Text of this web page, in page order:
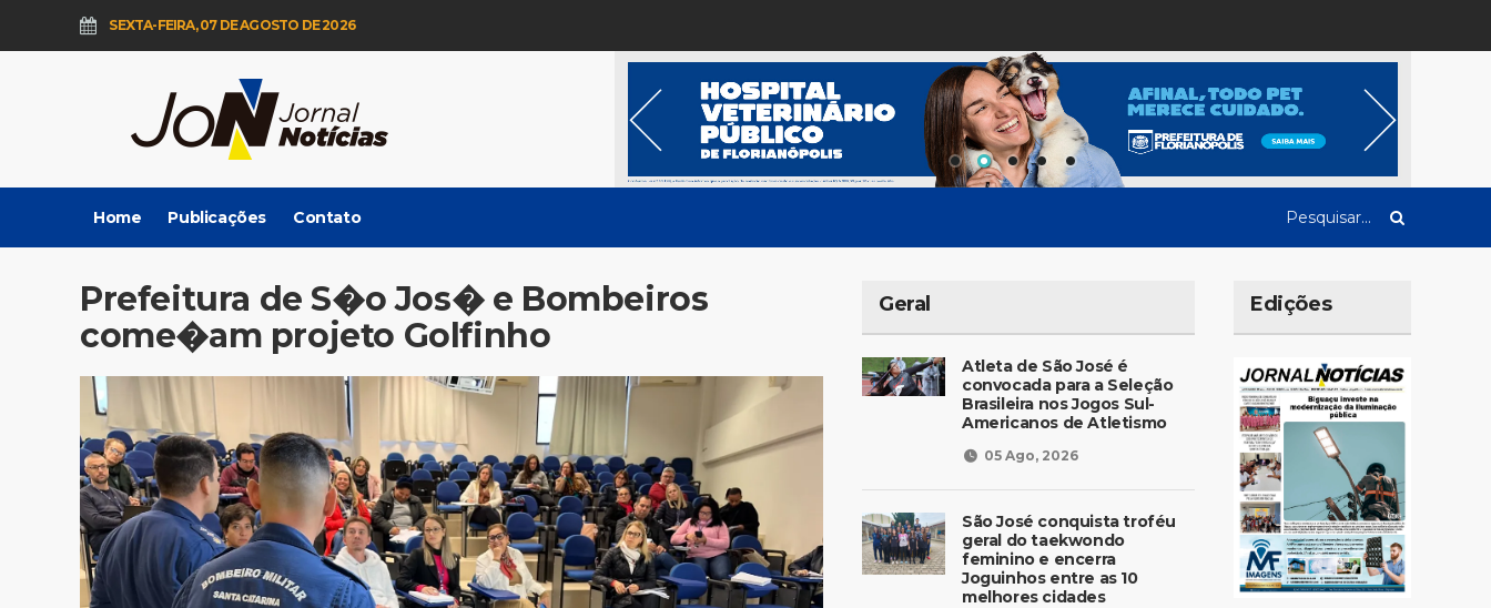
SEXTA-FEIRA, 07 DE AGOSTO DE 2026
Home Publicações Contato
Prefeitura de S�o Jos� e Bombeiros
come�am projeto Golfinho
Geral
Atleta de São José é
convocada para a Seleção
Brasileira nos Jogos Sul-
Americanos de Atletismo
05 Ago, 2026
São José conquista troféu
geral do taekwondo
feminino e encerra
Joguinhos entre as 10
melhores cidades
Edições